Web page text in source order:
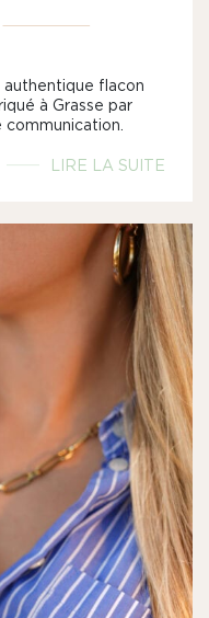
authentique flacon
à Grasse par
communication.
LIRE LA SUITE